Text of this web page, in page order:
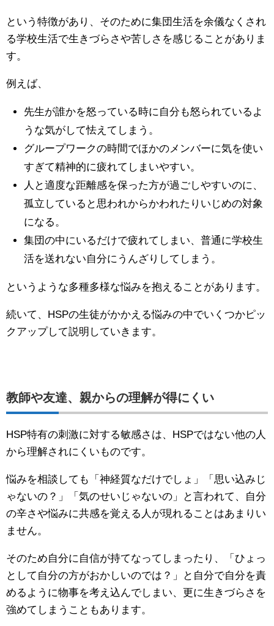
という特徴があり、そのために集団生活を余儀なくされ
る学校生活で生きづらさや苦しさを感じることがありま
す。
例えば、
先生が誰かを怒っている時に自分も怒られているよ
うな気がして怯えてしまう。
グループワークの時間でほかのメンバーに気を使い
すぎて精神的に疲れてしまいやすい。
人と適度な距離感を保った方が過ごしやすいのに、
孤立していると思われからかわれたりいじめの対象
になる。
集団の中にいるだけで疲れてしまい、普通に学校生
活を送れない自分にうんざりしてしまう。
というような多種多様な悩みを抱えることがあります。
続いて、HSPの生徒がかかえる悩みの中でいくつかピッ
クアップして説明していきます。
教師や友達、親からの理解が得にくい
HSP特有の刺激に対する敏感さは、HSPではない他の人
から理解されにくいものです。
悩みを相談しても「神経質なだけでしょ」「思い込みじ
ゃないの？」「気のせいじゃないの」と言われて、自分
の辛さや悩みに共感を覚える人が現れることはあまりい
ません。
そのため自分に自信が持てなってしまったり、「ひょっ
として自分の方がおかしいのでは？」と自分で自分を責
めるように物事を考え込んでしまい、更に生きづらさを
強めてしまうこともあります。